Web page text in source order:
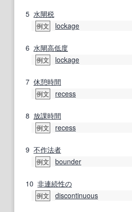
5 水閘税
例文 lockage
6 水閘高低度
例文 lockage
7 休憩時間
例文 recess
8 放課時間
例文 recess
9 不作法者
例文 bounder
10 非連続性の
例文 discontinuous